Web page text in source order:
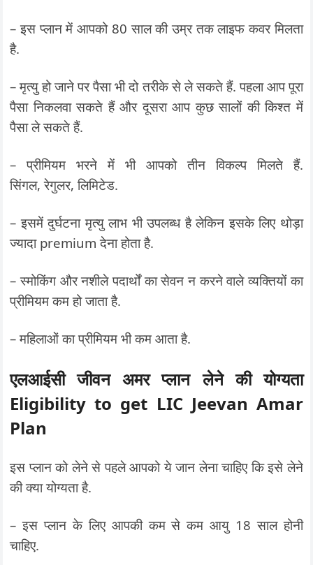
– इस प्लान में आपको 80 साल की उम्र तक लाइफ कवर मिलता
है.
– मृत्यु हो जाने पर पैसा भी दो तरीके से ले सकते हैं. पहला आप पूरा
पैसा निकलवा सकते हैं और दूसरा आप कुछ सालों की किश्त में
पैसा ले सकते हैं.
– प्रीमियम भरने में भी आपको तीन विकल्प मिलते हैं.
सिंगल, रेगुलर, लिमिटेड.
– इसमें दुर्घटना मृत्यु लाभ भी उपलब्ध है लेकिन इसके लिए थोड़ा
ज्यादा premium देना होता है.
– स्मोकिंग और नशीले पदार्थों का सेवन न करने वाले व्यक्तियों का
प्रीमियम कम हो जाता है.
– महिलाओं का प्रीमियम भी कम आता है.
एलआईसी जीवन अमर प्लान लेने की योग्यता
Eligibility to get LIC Jeevan Amar
Plan
इस प्लान को लेने से पहले आपको ये जान लेना चाहिए कि इसे लेने
की क्या योग्यता है.
– इस प्लान के लिए आपकी कम से कम आयु 18 साल होनी
चाहिए.